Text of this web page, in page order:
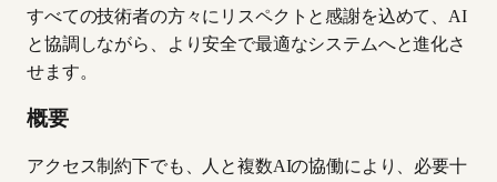
すべての技術者の方々にリスペクトと感謝を込めて、AI
と協調しながら、より安全で最適なシステムへと進化さ
せます。
概要
アクセス制約下でも、人と複数AIの協働により、必要十